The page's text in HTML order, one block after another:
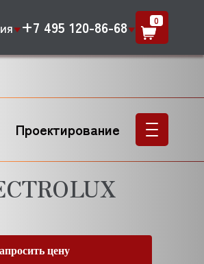
+7 495 120-86-68 0
Проектирование
цену